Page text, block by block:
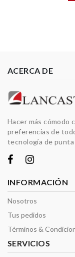
ACERCA DE
Hacer más cómodo
preferencias de
tecnología de punta
INFORMACIÓN
Nosotros
Tus pedidos
Términos &
SERVICIOS